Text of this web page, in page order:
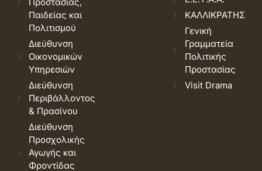
Παιδείας και
Πολιτισμού
Διεύθυνση
Οικονομικών
Υπηρεσιών
Διεύθυνση
Περιβάλλοντος
& Πρασίνου
Διεύθυνση
Προσχολικής
Αγωγής και
Φροντίδας
ΚΑΛΛΙΚΡΑΤΗΣ
Γενική
Γραμματεία
Πολιτικής
Προστασίας
Visit Drama